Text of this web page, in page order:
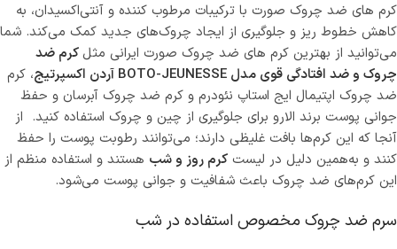
کرم های ضد چروک صورت با ترکیبات مرطوب‌ کننده و آنتی‌اکسیدان، به
کاهش خطوط ریز و جلوگیری از ایجاد چروک‌های جدید کمک می‌کند. شما
می‌توانید از بهترین کرم های ضد چروک صورت ایرانی مثلکرم ضد
چروک و ضد افتادگی قوی مدل BOTO-JEUNESSE آردن اکسپرتیج
، کرم
ضد چروک اپتیمال ایج استاپ نئودرم و کرم ضد چروک آبرسان و حفظ
جوانی پوست برند الارو برای جلوگیری از چین و چروک استفاده کنید. از
آنجا که این کرم‌ها بافت غلیظی دارند؛ می‌توانند رطوبت پوست را حفظ
کنند و به‌همین دلیل در لیست کرم روز و شب هستند و استفاده منظم از
این کرم‌های ضد چروک باعث شفافیت و جوانی پوست می‌شود.
سرم ضد چروک مخصوص استفاده در شب